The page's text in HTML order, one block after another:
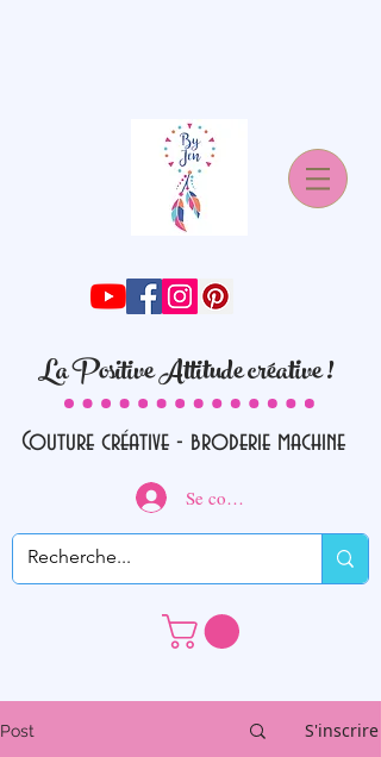
La Positive Attitude créative !
Couture créative - broderie machine
Se connecter
Post S'inscrire